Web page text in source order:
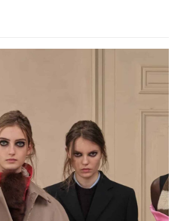
spojenie medzi módou, digitálnym
životom mladej generácie.